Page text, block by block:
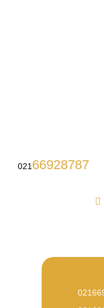
021 66928787